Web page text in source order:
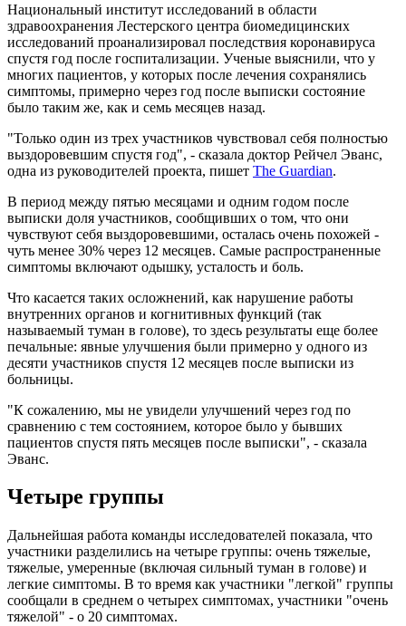
Национальный институт исследований в области
здравоохранения Лестерского центра биомедицинских
исследований проанализировал последствия коронавируса
спустя год после госпитализации. Ученые выяснили, что у
многих пациентов, у которых после лечения сохранялись
симптомы, примерно через год после выписки состояние
было таким же, как и семь месяцев назад.
"Только один из трех участников чувствовал себя полностью
выздоровевшим спустя год", - сказала доктор Рейчел Эванс,
одна из руководителей проекта, пишет The Guardian.
В период между пятью месяцами и одним годом после
выписки доля участников, сообщивших о том, что они
чувствуют себя выздоровевшими, осталась очень похожей -
чуть менее 30% через 12 месяцев. Самые распространенные
симптомы включают одышку, усталость и боль.
Что касается таких осложнений, как нарушение работы
внутренних органов и когнитивных функций (так
называемый туман в голове), то здесь результаты еще более
печальные: явные улучшения были примерно у одного из
десяти участников спустя 12 месяцев после выписки из
больницы.
"К сожалению, мы не увидели улучшений через год по
сравнению с тем состоянием, которое было у бывших
пациентов спустя пять месяцев после выписки", - сказала
Эванс.
Четыре группы
Дальнейшая работа команды исследователей показала, что
участники разделились на четыре группы: очень тяжелые,
тяжелые, умеренные (включая сильный туман в голове) и
легкие симптомы. В то время как участники "легкой" группы
сообщали в среднем о четырех симптомах, участники "очень
тяжелой" - о 20 симптомах.